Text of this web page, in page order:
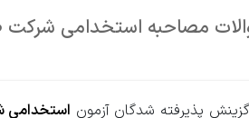
مصاحبه استخدامی شرکت
پذیرفته شدگان آزمون استخدامی